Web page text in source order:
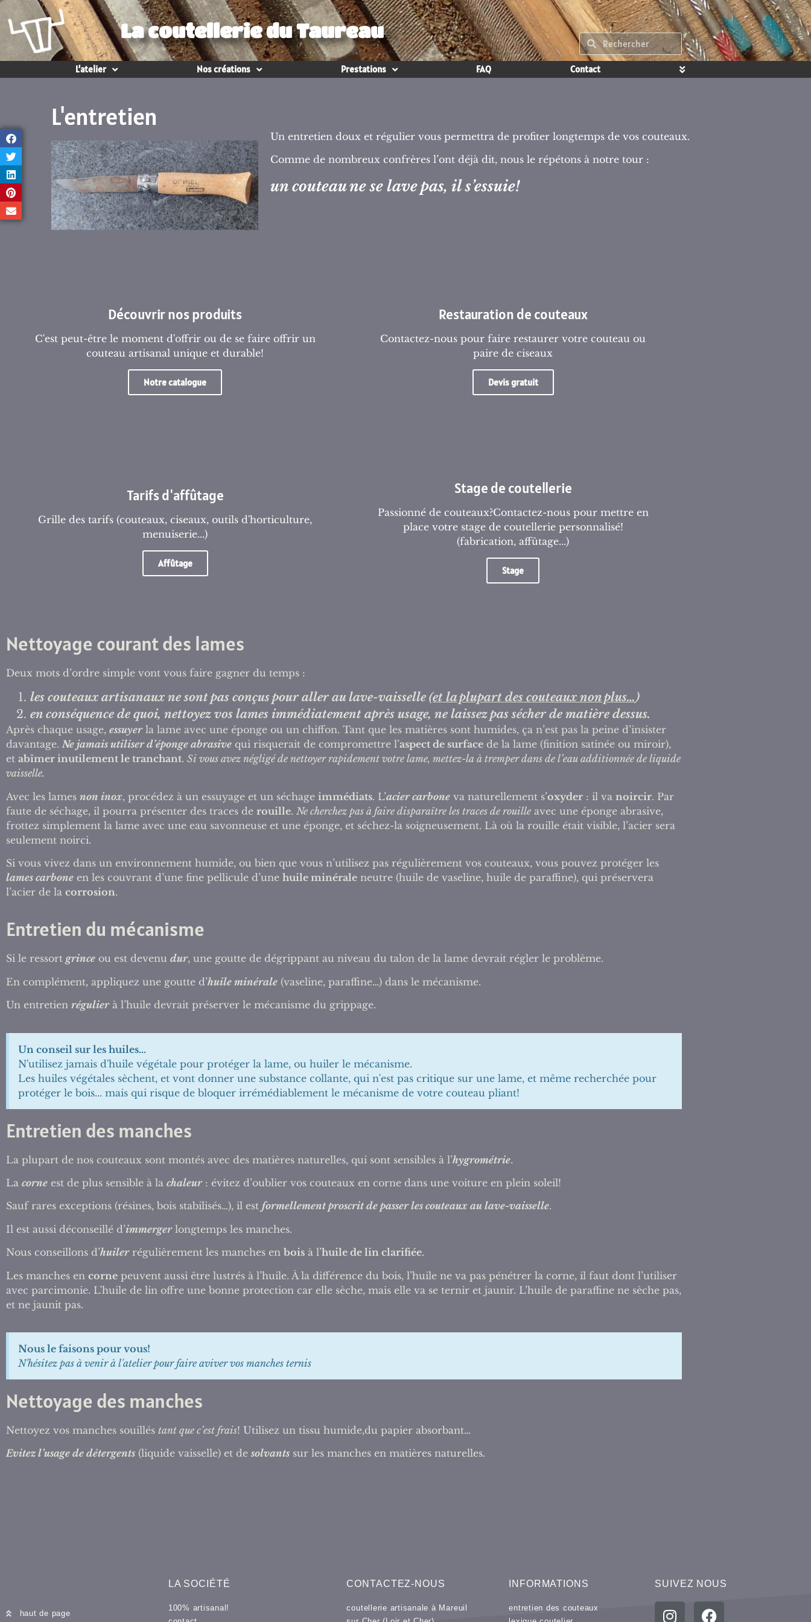
La coutellerie du Taureau
L’atelier Nos créations Prestations FAQ Contact
L'entretien
Un entretien doux et régulier vous permettra de profiter longtemps de vos couteaux.
Comme de nombreux confrères l’ont déjà dit, nous le répétons à notre tour :
un couteau ne se lave pas, il s’essuie!
Découvrir nos produits
C'est peut-être le moment d'offrir ou de se faire offrir un
couteau artisanal unique et durable!
Notre catalogue
Tarifs d'affûtage
Grille des tarifs (couteaux, ciseaux, outils d'horticulture,
menuiserie...)
Affûtage
Restauration de couteaux
Contactez-nous pour faire restaurer votre couteau ou
paire de ciseaux
Devis gratuit
Stage de coutellerie
Passionné de couteaux?Contactez-nous pour mettre en
place votre stage de coutellerie personnalisé!
(fabrication, affûtage...)
Stage
Nettoyage courant des lames
Deux mots d’ordre simple vont vous faire gagner du temps :
les couteaux artisanaux ne sont pas conçus pour aller au lave-vaisselle (et la plupart des couteaux non plus…)
en conséquence de quoi, nettoyez vos lames immédiatement après usage, ne laissez pas sécher de matière dessus.
Après chaque usage, essuyerla lame avec une éponge ou un chiffon. Tant que les matières sont humides, ça n’est pas la peine d’insister
davantage.Ne jamais utiliser d’éponge abrasive qui risquerait de compromettre l’aspect de surface de la lame (finition satinée ou miroir),
et abîmer inutilement le tranchant. Si vous avez négligé de nettoyer rapidement votre lame, mettez-la à tremper dans de l’eau additionnée de liquide
vaisselle.
Avec les lames non inox, procédez à un essuyage et un séchage immédiats. L’acier carbone va naturellement s’oxyder : il va noircir. Par
faute de séchage, il pourra présenter des traces de rouille. Ne cherchez pas à faire disparaître les traces de rouille avec une éponge abrasive,
frottez simplement la lame avec une eau savonneuse et une éponge, et séchez-la soigneusement. Là où la rouille était visible, l’acier sera
seulement noirci.
Si vous vivez dans un environnement humide, ou bien que vous n’utilisez pas régulièrement vos couteaux, vous pouvez protéger les
lames carbone en les couvrant d’une fine pellicule d’une huile minérale neutre (huile de vaseline, huile de paraffine), qui préservera
l’acier de la corrosion.
Entretien du mécanisme
Si le ressort grince ou est devenu dur, une goutte de dégrippant au niveau du talon de la lame devrait régler le problème.
En complément, appliquez une goutte d’huile minérale (vaseline, paraffine…) dans le mécanisme.
Un entretien régulierà l’huile devrait préserver le mécanisme du grippage.
Un conseil sur les huiles...
N'utilisez jamais d'huile végétale pour protéger la lame, ou huiler le mécanisme.
Les huiles végétales sèchent, et vont donner une substance collante, qui n'est pas critique sur une lame, et même recherchée pour
protéger le bois... mais qui risque de bloquer irrémédiablement le mécanisme de votre couteau pliant!
Entretien des manches
La plupart de nos couteaux sont montés avec des matières naturelles, qui sont sensibles à l’hygrométrie.
La corne est de plus sensible à la chaleur: évitez d’oublier vos couteaux en corne dans une voiture en plein soleil!
Sauf rares exceptions (résines, bois stabilisés…), il est formellement proscrit de passer les couteaux au lave-vaisselle.
Il est aussi déconseillé d’immergerlongtemps les manches.
Nous conseillons d’huilerrégulièrement les manches en bois à l’huile de lin clarifiée.
Les manches en corne peuvent aussi être lustrés à l’huile. À la différence du bois, l’huile ne va pas pénétrer la corne, il faut dont l’utiliser
avec parcimonie. L’huile de lin offre une bonne protection car elle sèche, mais elle va se ternir et jaunir. L’huile de paraffine ne sèche pas,
et ne jaunit pas.
Nous le faisons pour vous!
N'hésitez pas à venir à l'atelier pour faire aviver vos manches ternis
Nettoyage des manches
Nettoyez vos manches souillés tant que c’est frais! Utilisez un tissu humide,du papier absorbant…
Evitez l’usage de détergents (liquide vaisselle) et desolvants sur les manches en matières naturelles.
haut de page
LA SOCIÉTÉ
100% artisanal!
CONTACTEZ-NOUS
coutellerie artisanale à Mareuil
INFORMATIONS
entretien des couteaux
SUIVEZ NOUS